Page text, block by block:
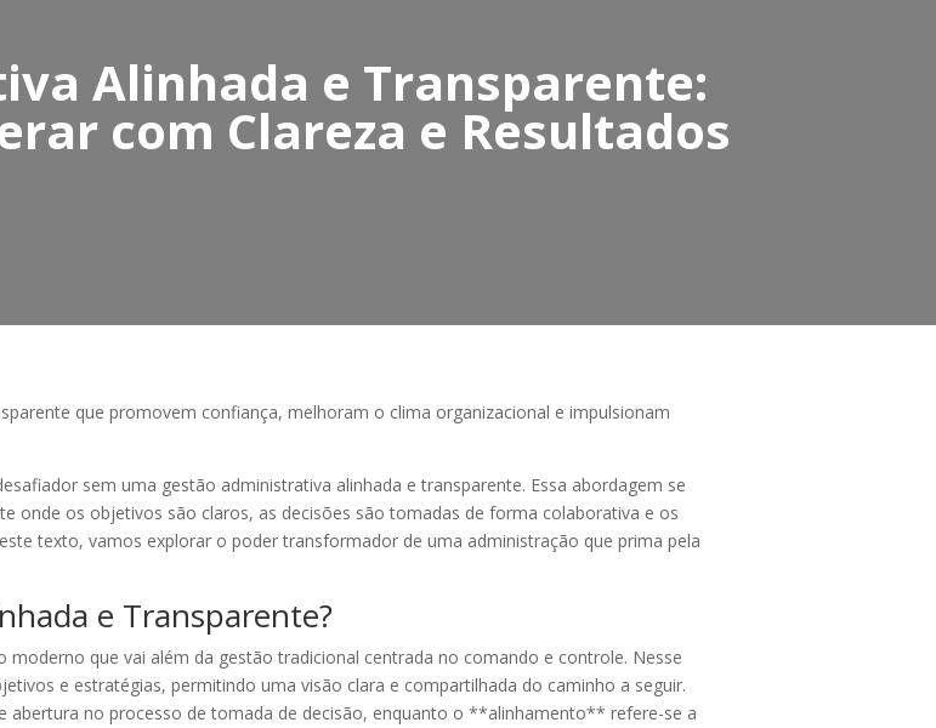
Alinhada e Transparente:
com Clareza e Resultados
que promovem confiança, melhoram o clima organizacional e impulsionam
sem uma gestão administrativa alinhada e transparente. Essa abordagem se
onde os objetivos são claros, as decisões são tomadas de forma colaborativa e os
texto, vamos explorar o poder transformador de uma administração que prima pela
e Transparente?
que vai além da gestão tradicional centrada no comando e controle. Nesse
e estratégias, permitindo uma visão clara e compartilhada do caminho a seguir.
no processo de tomada de decisão, enquanto o **alinhamento** refere-se a